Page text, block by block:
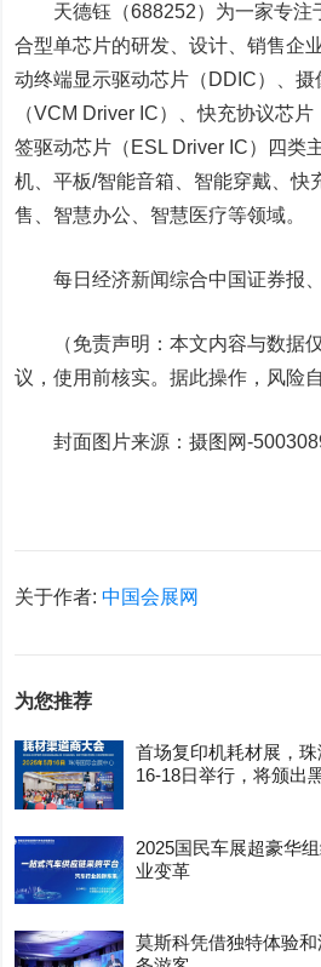
天德钰 （688252）为一家专
合型单芯片的研发、设计、销售企
动终端显示驱动芯片（DDIC）、
（VCM Driver IC）、快充协议芯
签驱动芯片（ESL Driver IC）四类
机、平板/智能音箱、智能穿戴、快
售、智慧办公、智慧医疗等领域。
每日经济新闻综合中国证券报
（免责声明：本文内容与数据仅
议，使用前核实。据此操作，风险自
封面图片来源：摄图网-
关于作者:中国会展网
为您推荐
首场复印机耗材展，
16-18日举行，将颁出
2025国民车展超豪华
业变革
莫斯科凭借独特体验